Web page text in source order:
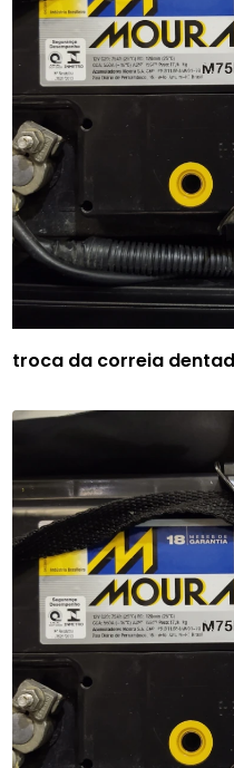
troca da correia